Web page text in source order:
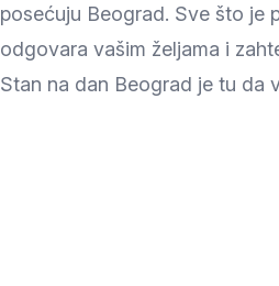
posećuju Beograd. Sve što je
odgovara vašim željama i
Stan na dan Beograd je tu da